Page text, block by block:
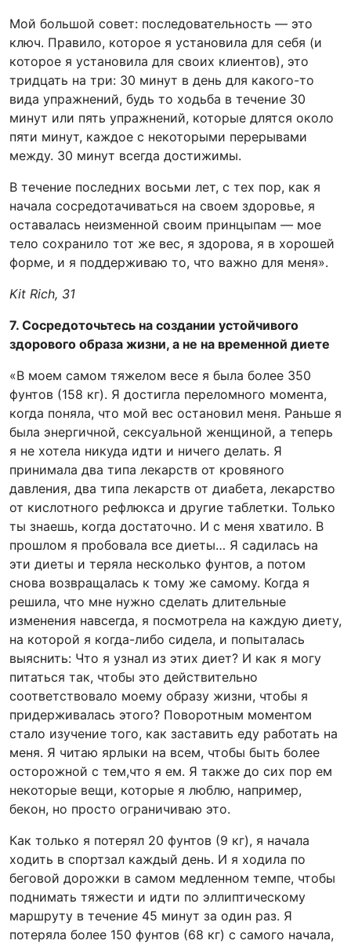
Мой большой совет: последовательность — это
ключ. Правило, которое я установила для себя (и
которое я установила для своих клиентов), это
тридцать на три: 30 минут в день для какого-то
вида упражнений, будь то ходьба в течение 30
минут или пять упражнений, которые длятся около
пяти минут, каждое с некоторыми перерывами
между. 30 минут всегда достижимы.
В течение последних восьми лет, с тех пор, как я
начала сосредотачиваться на своем здоровье, я
оставалась неизменной своим принцыпам — мое
тело сохранило тот же вес, я здорова, я в хорошей
форме, и я поддерживаю то, что важно для меня».
Kit Rich, 31
7. Сосредоточьтесь на создании устойчивого
здорового образа жизни, а не на временной диете
«В моем самом тяжелом весе я была более 350
фунтов (158 кг). Я достигла переломного момента,
когда поняла, что мой вес остановил меня. Раньше я
была энергичной, сексуальной женщиной, а теперь
я не хотела никуда идти и ничего делать. Я
принимала два типа лекарств от кровяного
давления, два типа лекарств от диабета, лекарство
от кислотного рефлюкса и другие таблетки. Только
ты знаешь, когда достаточно. И с меня хватило. В
прошлом я пробовала все диеты… Я садилась на
эти диеты и теряла несколько фунтов, а потом
снова возвращалась к тому же самому. Когда я
решила, что мне нужно сделать длительные
изменения навсегда, я посмотрела на каждую диету,
на которой я когда-либо сидела, и попыталась
выяснить: Что я узнал из этих диет? И как я могу
питаться так, чтобы это действительно
соответствовало моему образу жизни, чтобы я
придерживалась этого? Поворотным моментом
стало изучение того, как заставить еду работать на
меня. Я читаю ярлыки на всем, чтобы быть более
осторожной с тем,что я ем. Я также до сих пор ем
некоторые вещи, которые я люблю, например,
бекон, но просто ограничиваю это.
Как только я потерял 20 фунтов (9 кг), я начала
ходить в спортзал каждый день. И я ходила по
беговой дорожки в самом медленном темпе, чтобы
поднимать тяжести и идти по эллиптическому
маршруту в течение 45 минут за один раз. Я
потеряла более 150 фунтов (68 кг) с самого начала,